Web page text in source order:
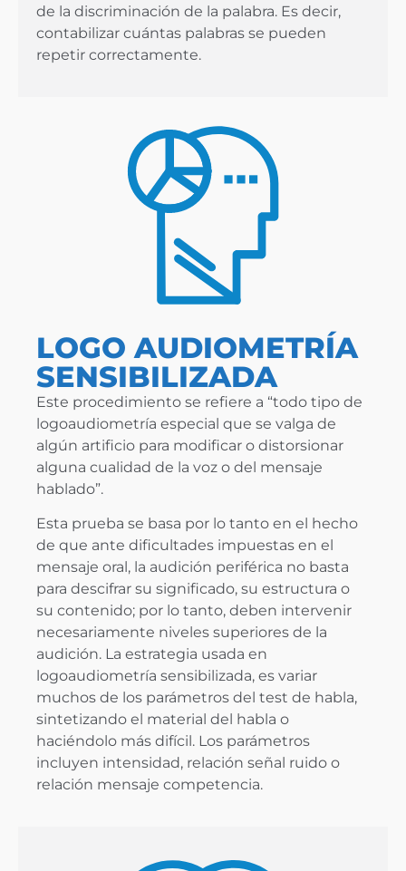
de la discriminación de la palabra. Es decir,
contabilizar cuántas palabras se pueden
repetir correctamente.
LOGO AUDIOMETRÍA
SENSIBILIZADA
Este procedimiento se refiere a “todo tipo de
logoaudiometría especial que se valga de
algún artificio para modificar o distorsionar
alguna cualidad de la voz o del mensaje
hablado”.
Esta prueba se basa por lo tanto en el hecho
de que ante dificultades impuestas en el
mensaje oral, la audición periférica no basta
para descifrar su significado, su estructura o
su contenido; por lo tanto, deben intervenir
necesariamente niveles superiores de la
audición. La estrategia usada en
logoaudiometría sensibilizada, es variar
muchos de los parámetros del test de habla,
sintetizando el material del habla o
haciéndolo más difícil. Los parámetros
incluyen intensidad, relación señal ruido o
relación mensaje competencia.